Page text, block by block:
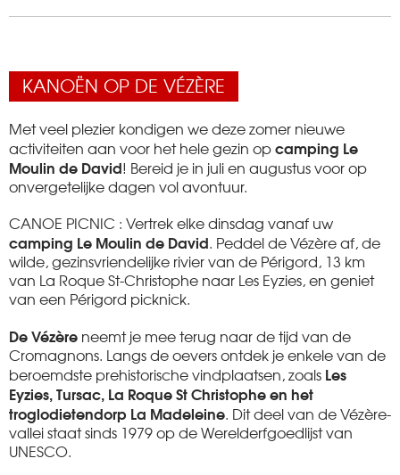
KANOËN OP DE VÉZÈRE
Met veel plezier kondigen we deze zomer nieuwe
activiteiten aan voor het hele gezin opcamping Le
Moulin de David! Bereid je in juli en augustus voor op
onvergetelijke dagen vol avontuur.
CANOE PICNIC : Vertrek elke dinsdag vanaf uw
camping Le Moulin de David. Peddel de Vézère af, de
wilde, gezinsvriendelijke rivier van de Périgord, 13 km
van La Roque St-Christophe naar Les Eyzies, en geniet
van een Périgord picknick.
De Vézère neemt je mee terug naar de tijd van de
Cromagnons. Langs de oevers ontdek je enkele van de
beroemdste prehistorische vindplaatsen, zoals Les
Eyzies, Tursac, La Roque St Christophe en het
troglodietendorp La Madeleine. Dit deel van de Vézère-
vallei staat sinds 1979 op de Werelderfgoedlijst van
UNESCO.